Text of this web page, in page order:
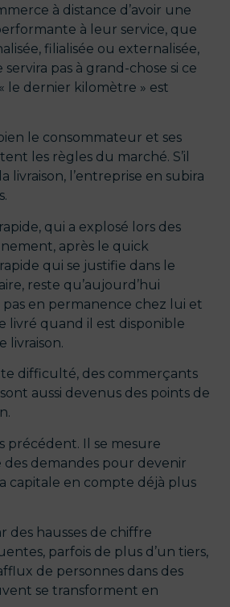
à distance d’avoir une
à leur service, que
filialisée ou externalisée,
pas à grand-chose si ce
le dernier kilomètre » est
bien le consommateur et ses
les règles du marché. S’il
livraison, l’entreprise en subira
qui a explosé lors des
après le quick
qui se justifie dans le
reste qu’aujourd’hui
pas en permanence chez lui et
livré quand il est disponible
livraison.
difficulté, des commerçants
aussi devenus des points de
précédent. Il se mesure
des demandes pour devenir
capitale en compte déjà plus
des hausses de chiffre
parfois de plus d’un tiers,
de personnes dans des
se transforment en